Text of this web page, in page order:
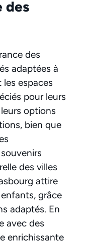
des
des
adaptées à
espaces
pour leurs
options
bien que
des villes
attire
grâce
adaptés. En
avec des
enrichissante